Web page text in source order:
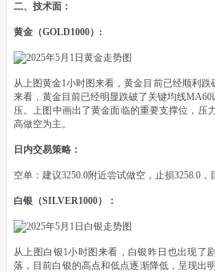
二、技术面：
黄金（GOLD1000）:
从上图黄金1小时图来看，黄金目前已经顺利
来看，黄金目前已经明显跌破了关键均线
压。上图中画出了黄金面临的重要支撑位，压
高做空为主。
日内交易策略：
空单：建议3250.0附近尝试做空，止损3258.0，
白银（SILVER1000）：
从上图白银1小时图来看，白银昨日也出现了
落，目前白银的高点和低点逐渐降低，呈现出